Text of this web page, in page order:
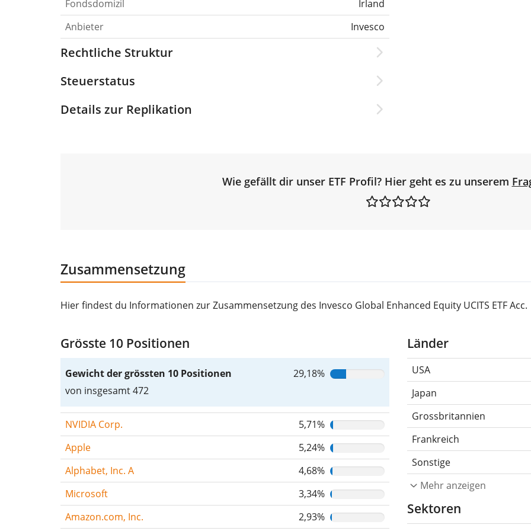
Fondsdomizil
Irland
Anbieter
Invesco
Rechtliche Struktur
Steuerstatus
Details zur Replikation
Wie gefällt dir unser ETF Profil? Hier geht es zu unserem
Zusammensetzung
Hier findest du Informationen zur Zusammensetzung des Invesco Global Enhanced Equity UCITS ETF Acc.
Grösste 10 Positionen
Gewicht der grössten 10 Positionen
von insgesamt 472
29,18%
NVIDIA Corp.
5,71%
Apple
5,24%
Alphabet, Inc. A
4,68%
Microsoft
3,34%
Amazon.com, Inc.
2,93%
Länder
USA
Japan
Grossbritannien
Frankreich
Sonstige
Mehr anzeigen
Sektoren